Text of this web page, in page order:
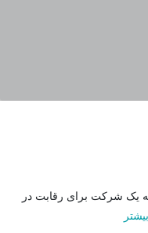
یک شرکت برای رقابت در
بیشتر